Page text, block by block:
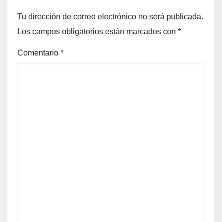
Tu dirección de correo electrónico no será publicada.
Los campos obligatorios están marcados con *
Comentario *